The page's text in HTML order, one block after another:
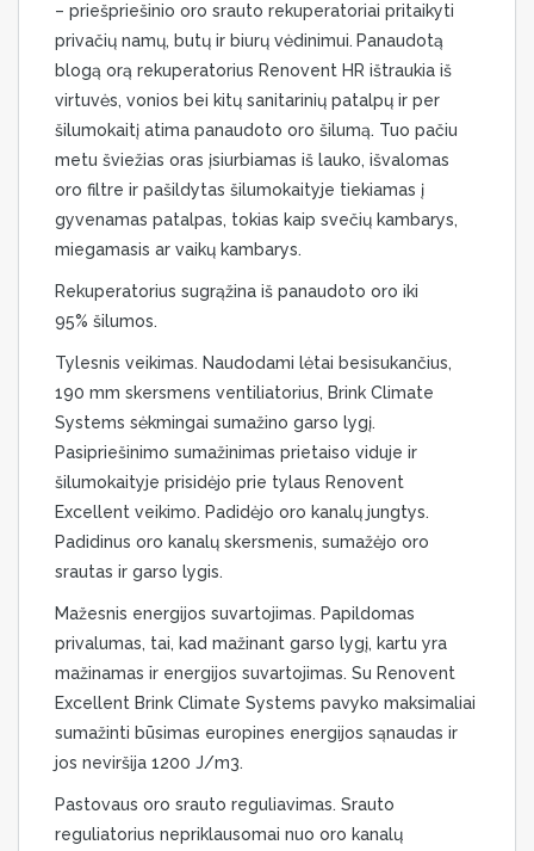
– priešpriešinio oro srauto rekuperatoriai pritaikyti
privačių namų, butų ir biurų vėdinimui. Panaudotą
blogą orą rekuperatorius Renovent HR ištraukia iš
virtuvės, vonios bei kitų sanitarinių patalpų ir per
šilumokaitį atima panaudoto oro šilumą. Tuo pačiu
metu šviežias oras įsiurbiamas iš lauko, išvalomas
oro filtre ir pašildytas šilumokaityje tiekiamas į
gyvenamas patalpas, tokias kaip svečių kambarys,
miegamasis ar vaikų kambarys.
Rekuperatorius sugrąžina iš panaudoto oro iki
95% šilumos.
Tylesnis veikimas. Naudodami lėtai besisukančius,
190 mm skersmens ventiliatorius, Brink Climate
Systems sėkmingai sumažino garso lygį.
Pasipriešinimo sumažinimas prietaiso viduje ir
šilumokaityje prisidėjo prie tylaus Renovent
Excellent veikimo. Padidėjo oro kanalų jungtys.
Padidinus oro kanalų skersmenis, sumažėjo oro
srautas ir garso lygis.
Mažesnis energijos suvartojimas. Papildomas
privalumas, tai, kad mažinant garso lygį, kartu yra
mažinamas ir energijos suvartojimas. Su Renovent
Excellent Brink Climate Systems pavyko maksimaliai
sumažinti būsimas europines energijos sąnaudas ir
jos neviršija 1200 J/m3.
Pastovaus oro srauto reguliavimas. Srauto
reguliatorius nepriklausomai nuo oro kanalų